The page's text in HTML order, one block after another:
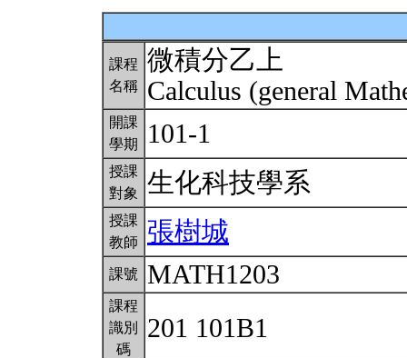
課程
名稱
微積分乙上
Calculus (general
開課
學期
101-1
授課
對象
生化科技學系
授課
教師
張樹城
課號 MATH1203
課程
識別
碼
201 101B1